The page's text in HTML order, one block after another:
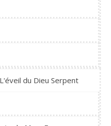
du Dieu Serpent